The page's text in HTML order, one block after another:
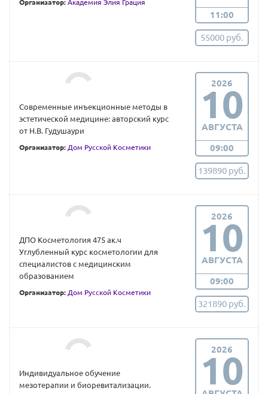
Организатор: Академия Элия Грация
11:00
55000 руб.
Современные инъекционные методы в
эстетической медицине: авторский курс
от Н.В. Гудушаури
Организатор: Дом Русской Косметики
2026
10
АВГУСТА
09:00
139890 руб.
ДПО Косметология 475 ак.ч
Углубленный курс косметологии для
специалистов с медицинским
образованием
Организатор: Дом Русской Косметики
2026
10
АВГУСТА
09:00
321890 руб.
Индивидуальное обучение
мезотерапии и биоревитализации.
2026
10